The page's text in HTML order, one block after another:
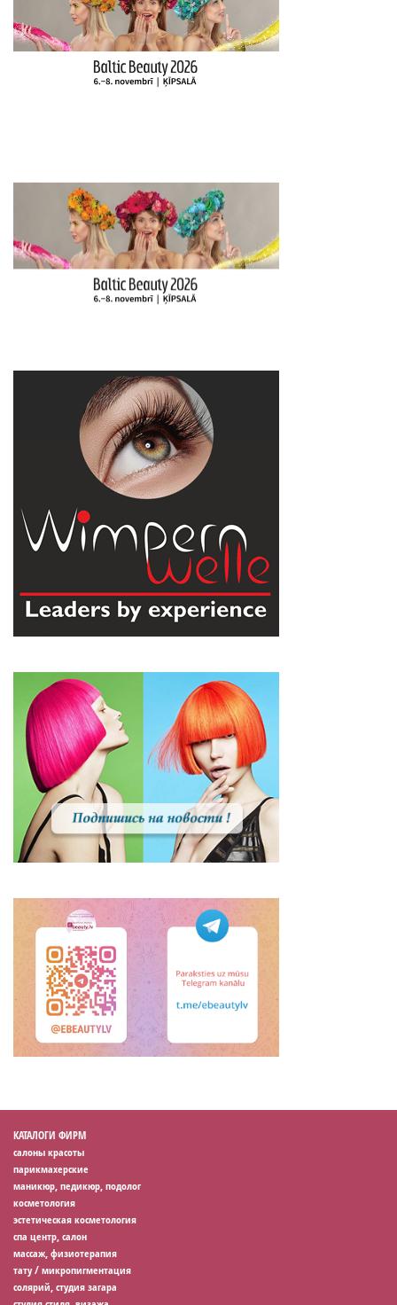
КАТАЛОГИ ФИРМ
салоны красоты
парикмахерские
маникюр, педикюр, подолог
косметология
эстетическая косметология
спа центр, салон
массаж, физиотерапия
тату / микропигментация
солярий, студия загара